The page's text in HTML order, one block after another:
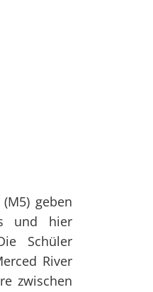
geben
und hier
Schüler
River
zwischen